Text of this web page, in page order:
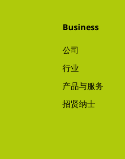
Business
公司
行业
产品与服务
招贤纳士